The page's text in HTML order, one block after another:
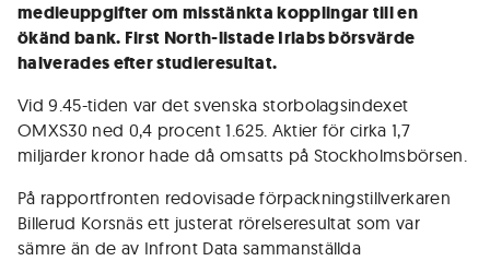
medieuppgifter om misstänkta kopplingar till en
ökänd bank. First North-listade Irlabs börsvärde
halverades efter studieresultat.
Vid 9.45-tiden var det svenska storbolagsindexet
OMXS30 ned 0,4 procent 1.625. Aktier för cirka 1,7
miljarder kronor hade då omsatts på Stockholmsbörsen.
På rapportfronten redovisade förpackningstillverkaren
Billerud Korsnäs ett justerat rörelseresultat som var
sämre än de av Infront Data sammanställda